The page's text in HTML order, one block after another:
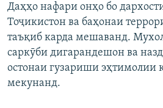
Даҳҳо нафари онҳо бо
Тоҷикистон ва баҳонаи
таъқиб карда мешаванд.
саркӯби дигарандешон ва
остонаи гузариши эҳтимолии
мекунанд.